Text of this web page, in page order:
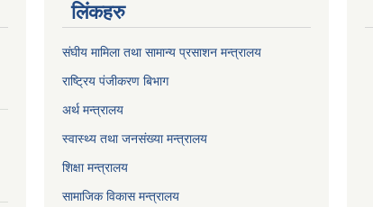
लिंकहरु
संघीय मामिला तथा सामान्य प्रसाशन मन्त्रालय
राष्ट्रिय पंजीकरण बिभाग
अर्थ मन्त्रालय
स्वास्थ्य तथा जनसंख्या मन्त्रालय
शिक्षा मन्त्रालय
सामाजिक विकास मन्त्रालय